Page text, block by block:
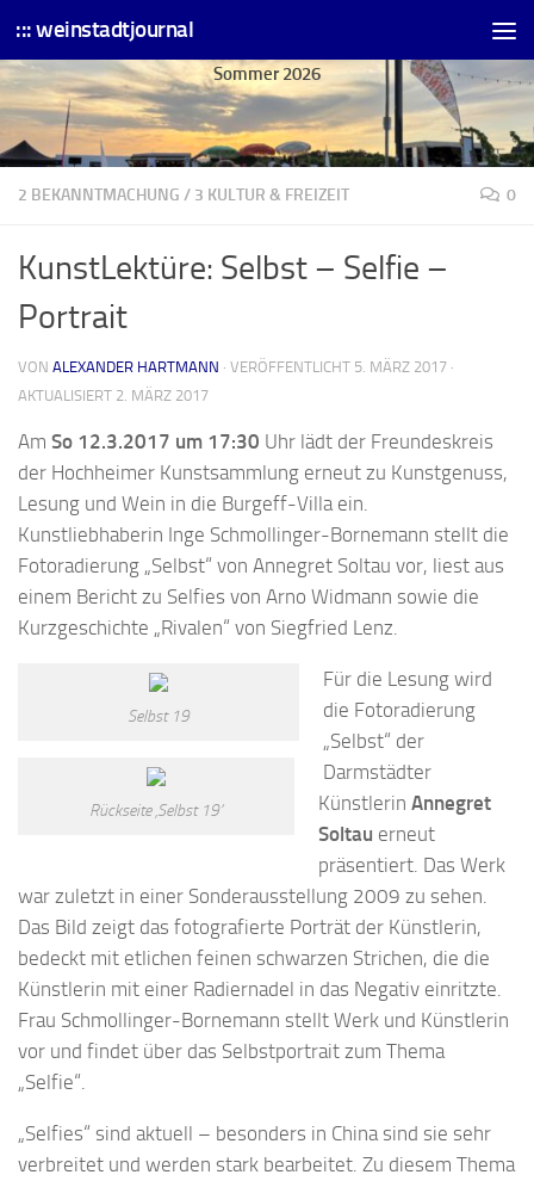
Skip to content
::: weinstadtjournal
Sommer 2026
2 BEKANNTMACHUNG / 3 KULTUR & FREIZEIT 0
KunstLektüre: Selbst – Selfie –
Portrait
VON ALEXANDER HARTMANN · VERÖFFENTLICHT 5. MÄRZ 2017 ·
AKTUALISIERT 2. MÄRZ 2017
Am So 12.3.2017 um 17:30 Uhr lädt der Freundeskreis
der Hochheimer Kunstsammlung erneut zu Kunstgenuss,
Lesung und Wein in die Burgeff-Villa ein.
Kunstliebhaberin Inge Schmollinger-Bornemann stellt die
Fotoradierung „Selbst“ von Annegret Soltau vor, liest aus
einem Bericht zu Selfies von Arno Widmann sowie die
Kurzgeschichte „Rivalen“ von Siegfried Lenz.
Selbst 19
Rückseite ‚Selbst 19‘
Für die Lesung wird
die Fotoradierung
„Selbst“ der
Darmstädter
Künstlerin Annegret
Soltau erneut
präsentiert. Das Werk
war zuletzt in einer Sonderausstellung 2009 zu sehen.
Das Bild zeigt das fotografierte Porträt der Künstlerin,
bedeckt mit etlichen feinen schwarzen Strichen, die die
Künstlerin mit einer Radiernadel in das Negativ einritzte.
Frau Schmollinger-Bornemann stellt Werk und Künstlerin
vor und findet über das Selbstportrait zum Thema
„Selfie“.
„Selfies“ sind aktuell – besonders in China sind sie sehr
verbreitet und werden stark bearbeitet. Zu diesem Thema